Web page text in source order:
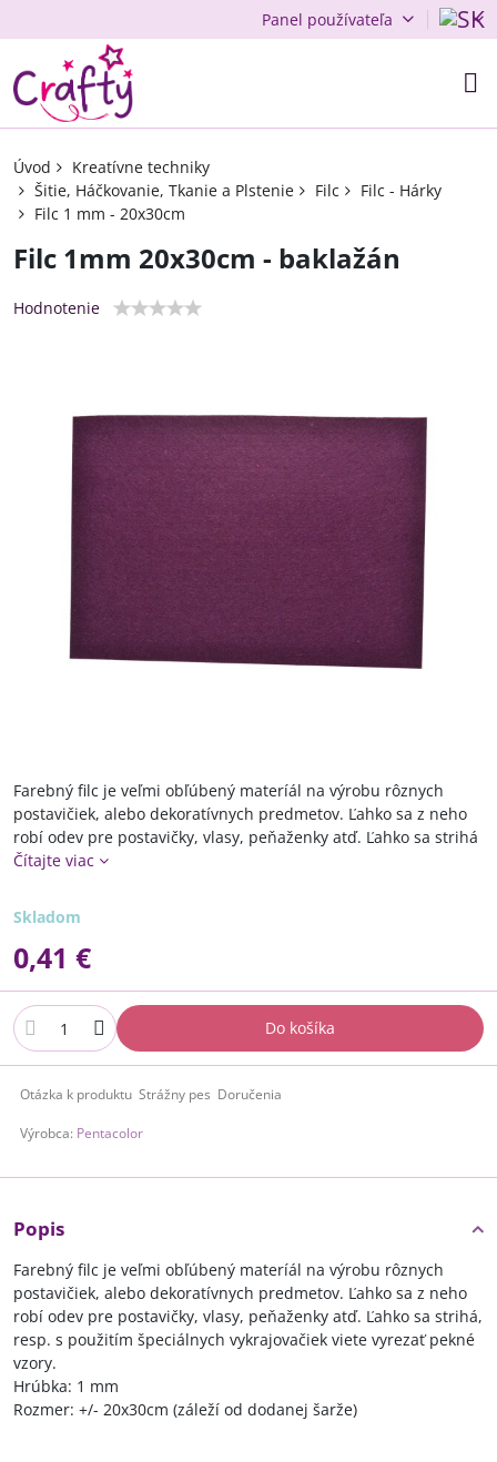
Panel používateľa
Úvod
Kreatívne techniky
Šitie, Háčkovanie, Tkanie a Plstenie
Filc
Filc - Hárky
Filc 1 mm - 20x30cm
Filc 1mm 20x30cm - baklažán
Hodnotenie
Farebný filc je veľmi obľúbený materíál na výrobu rôznych
postavičiek, alebo dekoratívnych predmetov. Ľahko sa z neho
robí odev pre postavičky, vlasy, peňaženky atď. Ľahko sa strihá
Čítajte viac
Skladom
0,41 €
Do košíka
Otázka k produktu Strážny pes Doručenia
Výrobca: Pentacolor
Popis
Farebný filc je veľmi obľúbený materíál na výrobu rôznych
postavičiek, alebo dekoratívnych predmetov. Ľahko sa z neho
robí odev pre postavičky, vlasy, peňaženky atď. Ľahko sa strihá,
resp. s použitím špeciálnych vykrajovačiek viete vyrezať pekné
vzory.
Hrúbka: 1 mm
Rozmer: +/- 20x30cm (záleží od dodanej šarže)